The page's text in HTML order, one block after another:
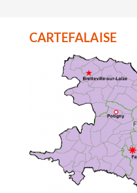
CARTEFALAISE